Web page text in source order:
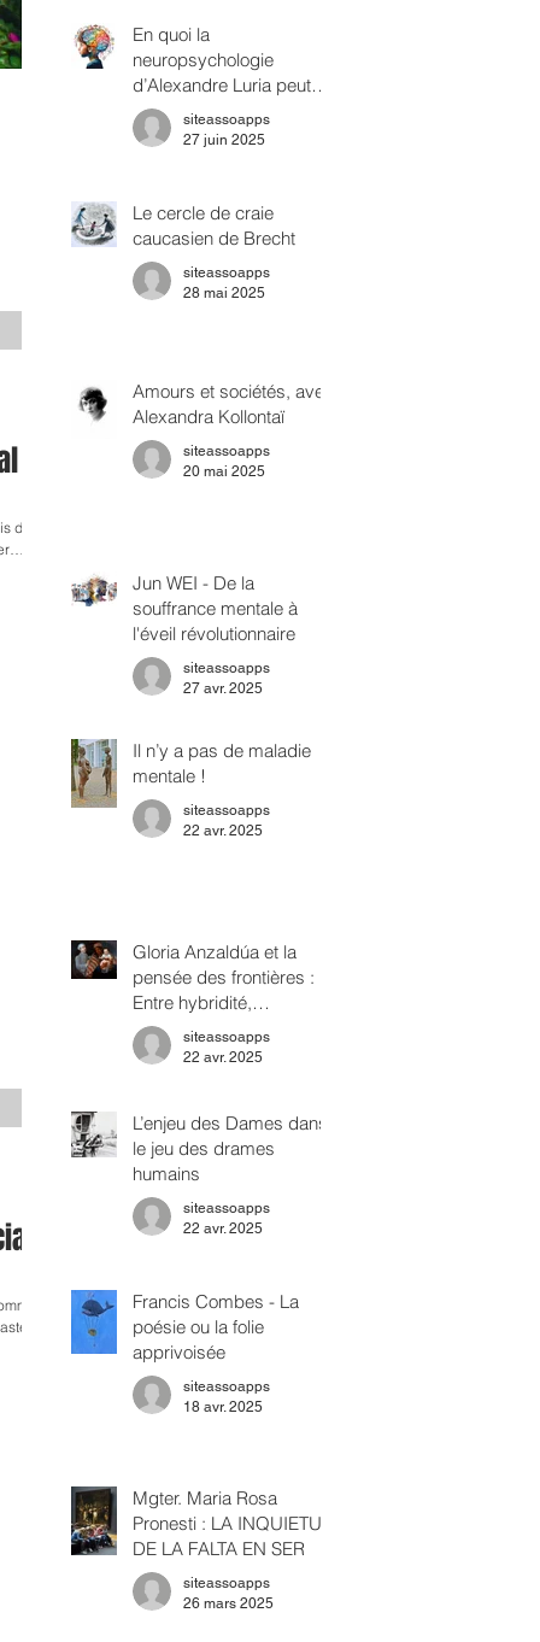
de
En quoi la
neuropsychologie
d’Alexandre Luria peut
être rapprochée du
savoir psychanalytique?
siteassoapps
27 juin 2025
Le cercle de craie
caucasien de Brecht
siteassoapps
28 mai 2025
Amours et sociétés, avec
Alexandra Kollontaï
siteassoapps
20 mai 2025
Jun WEI - De la
souffrance mentale à
l'éveil révolutionnaire
siteassoapps
27 avr. 2025
Il n’y a pas de maladie
mentale !
siteassoapps
22 avr. 2025
Gloria Anzaldúa et la
pensée des frontières :
Entre hybridité,
oppression et réinvention
siteassoapps
22 avr. 2025
L’enjeu des Dames dans
le jeu des drames
humains
siteassoapps
22 avr. 2025
Francis Combes - La
poésie ou la folie
apprivoisée
siteassoapps
18 avr. 2025
Mgter. Maria Rosa
Pronesti : LA INQUIETUD
DE LA FALTA EN SER
siteassoapps
26 mars 2025